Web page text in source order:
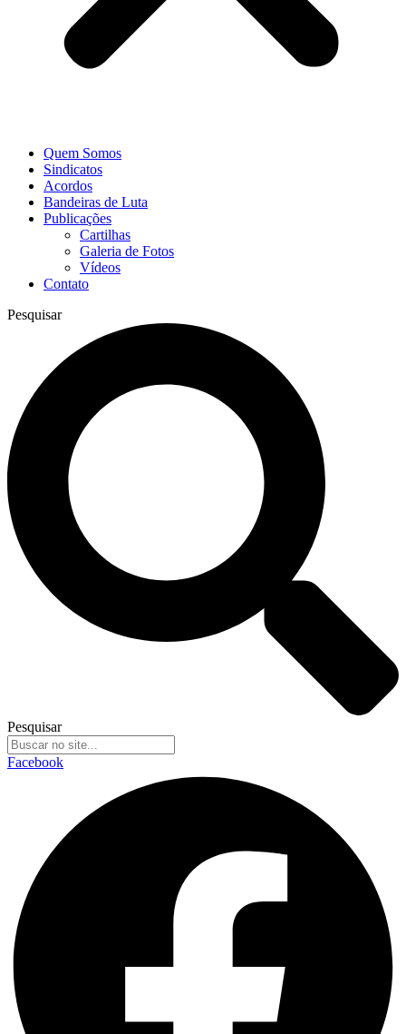
Quem Somos
Sindicatos
Acordos
Bandeiras de Luta
Publicações
Cartilhas
Galeria de Fotos
Vídeos
Contato
Pesquisar
Pesquisar
Facebook